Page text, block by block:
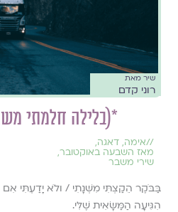
שיר מאת
רוני קדם
*(בלילה חלמתי
//אימה, דאגה,
מאז השבעה באוקטובר,
שירי משבר
בַּבֹּקֶר הֵקַצְתִּי מִשְּׁנָתִי / ולֹא יָדַעְתִּי
הִגִּיעָה הַמַּשָּׂאִית שֶׁלִּי.